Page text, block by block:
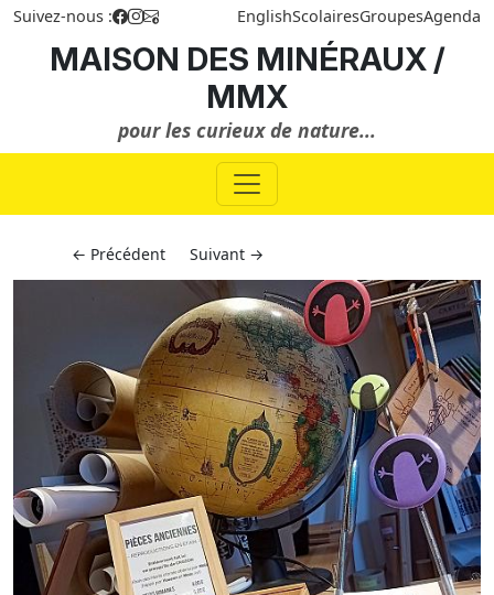
Suivez-nous : EnglishScolairesGroupesAgenda
MAISON DES MINÉRAUX /
MMX
pour les curieux de nature...
← Précédent Suivant →